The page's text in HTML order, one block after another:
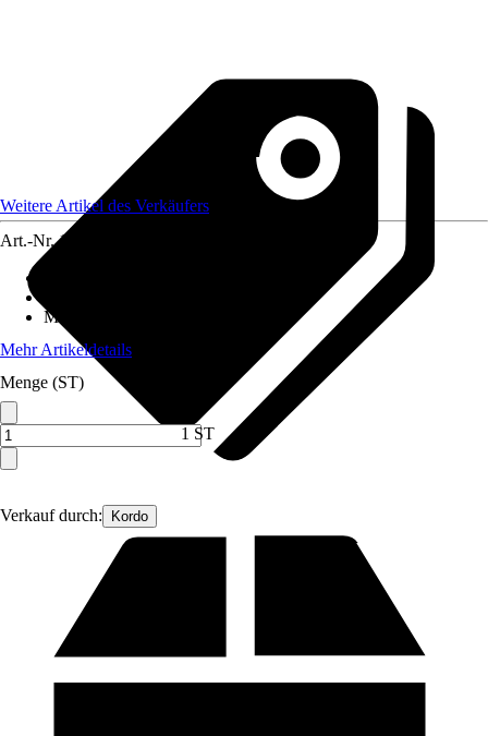
Verkauf durch: Kordo
Weitere Artikel des Verkäufers
Art.-Nr. 12151198
Material
Mehr Artikeldetails
Menge (ST)
1 ST